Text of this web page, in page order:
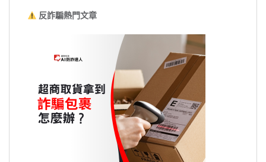
反詐騙熱門文章